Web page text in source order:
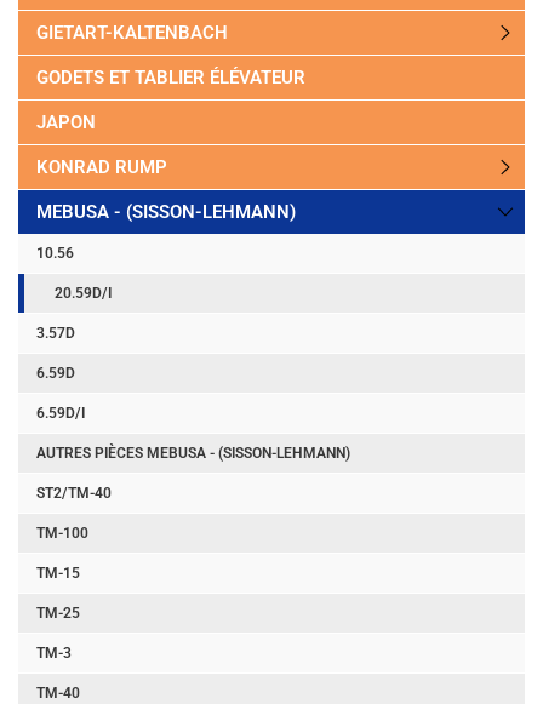
GIETART-KALTENBACH
GODETS ET TABLIER ÉLÉVATEUR
JAPON
KONRAD RUMP
MEBUSA - (SISSON-LEHMANN)
10.56
20.59D/I
3.57D
6.59D
6.59D/I
AUTRES PIÈCES MEBUSA - (SISSON-LEHMANN)
ST2/TM-40
TM-100
TM-15
TM-25
TM-3
TM-40